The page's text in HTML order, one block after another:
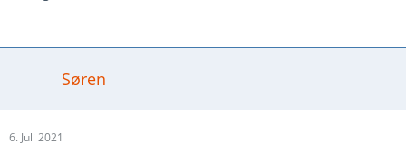
Søren
6. Juli 2021